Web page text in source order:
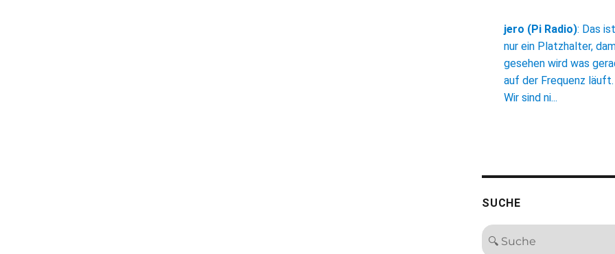
jero (Pi Radio): Das ist
nur ein Platzhalter,
gesehen wird was
auf der Frequenz läuft.
Wir sind ni...
SUCHE